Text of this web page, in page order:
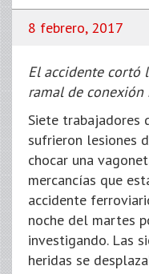
8 febrero, 2017
El accidente cortó
ramal de conexión
Siete trabajadores
sufrieron lesiones
chocar una
mercancías que
accidente
noche del martes
investigando. Las
heridas se